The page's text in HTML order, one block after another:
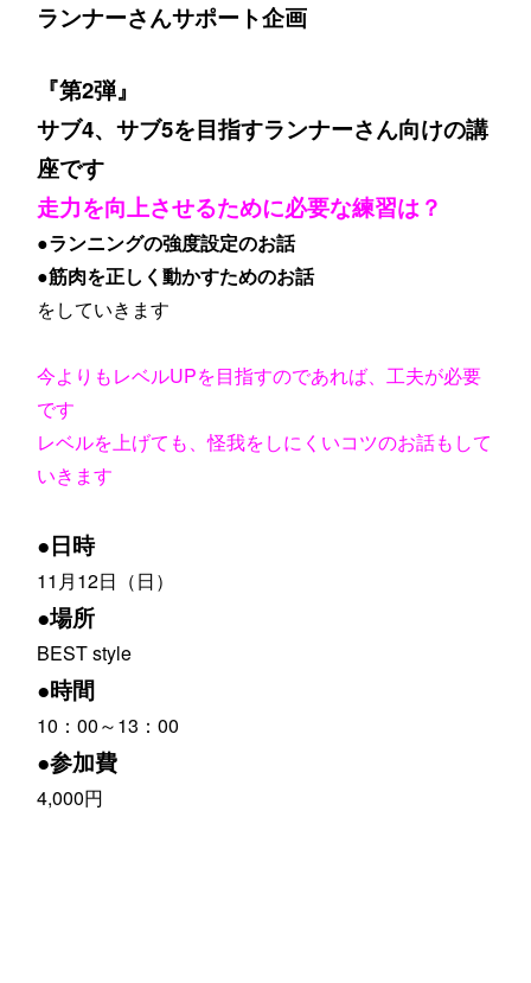
ランナーさんサポート企画
『第2弾』
サブ4、サブ5を目指すランナーさん向けの講
座です
走力を向上させるために必要な練習は？
●ランニングの強度設定のお話
●筋肉を正しく動かすためのお話
をしていきます
今よりもレベルUPを目指すのであれば、工夫が必要
です
レベルを上げても、怪我をしにくいコツのお話もして
いきます
●日時
11月12日（日）
●場所
BEST style
●時間
10：00～13：00
●参加費
4,000円